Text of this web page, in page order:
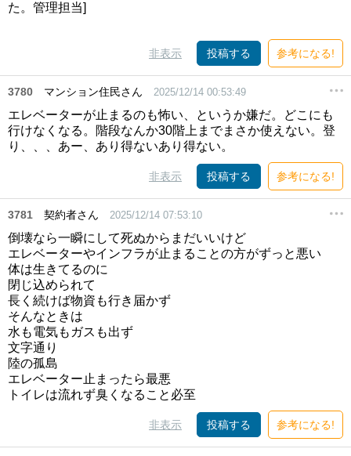
た。管理担当]
非表示 投稿する 参考になる!
3780 マンション住民さん 2025/12/14 00:53:49
エレベーターが止まるのも怖い、というか嫌だ。どこにも
行けなくなる。階段なんか30階上までまさか使えない。登
り、、、あー、あり得ないあり得ない。
非表示 投稿する 参考になる!
3781 契約者さん 2025/12/14 07:53:10
倒壊なら一瞬にして死ぬからまだいいけど
エレベーターやインフラが止まることの方がずっと悪い
体は生きてるのに
閉じ込められて
長く続けば物資も行き届かず
そんなときは
水も電気もガスも出ず
文字通り
陸の孤島
エレベーター止まったら最悪
トイレは流れず臭くなること必至
非表示 投稿する 参考になる!